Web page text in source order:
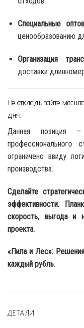
Специальные
ценообразованию
Организация
доставки
Не откладывайте
дня.
Данная позиция –
профессионального
ограничено ввиду
производства.
Сделайте
эффективности.
скорость, выгода и
проекта.
«Пила и Лес»:
каждый рубль.
ДЕТАЛИ